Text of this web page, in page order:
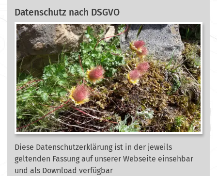
Datenschutz nach DSGVO
Diese Datenschutzerklärung ist in der jeweils
geltenden Fassung auf unserer Webseite einsehbar
und als Download verfügbar